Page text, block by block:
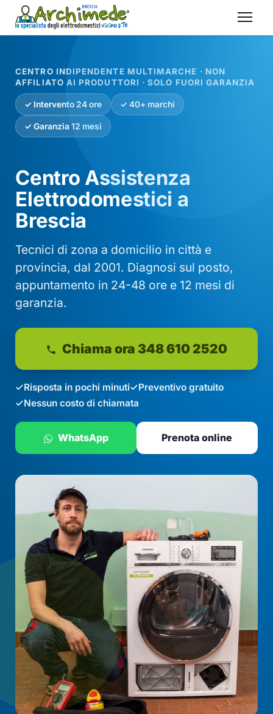
CENTRO INDIPENDENTE MULTIMARCHE · NON
AFFILIATO AI PRODUTTORI · SOLO FUORI GARANZIA
✓ Intervento 24 ore ✓ 40+ marchi
✓ Garanzia 12 mesi
Centro Assistenza
Elettrodomestici a
Brescia
Tecnici di zona a domicilio in città e
provincia, dal 2001. Diagnosi sul posto,
appuntamento in 24-48 ore e 12 mesi di
garanzia.
Chiama ora 348 610 2520
Risposta in pochi minuti
Preventivo gratuito
Nessun costo di chiamata
WhatsApp Prenota online